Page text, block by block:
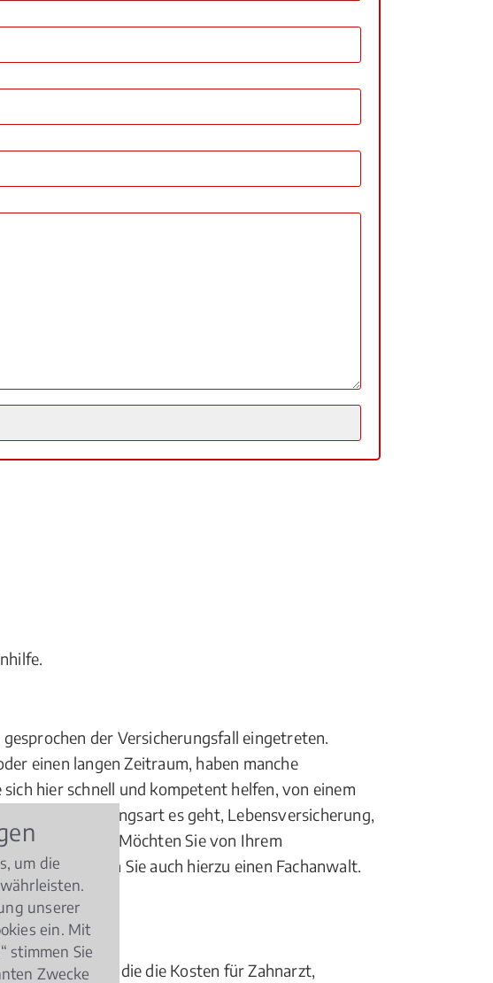
der Versicherungsfall eingetreten.
einen langen Zeitraum, haben manche
hier schnell und kompetent helfen, von einem
Versicherungsart es geht, Lebensversicherung,
Versicherung... Möchten Sie von Ihrem
kontaktieren Sie auch hierzu einen Fachanwalt.
die die Kosten für Zahnarzt,
um die
unserer
ein. Mit
stimmen Sie
Zwecke